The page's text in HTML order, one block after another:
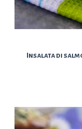
Insalata di